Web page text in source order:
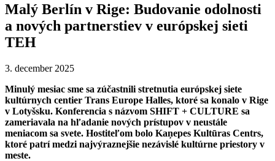
Malý Berlín v Rige: Budovanie odolnosti
a nových partnerstiev v európskej sieti
TEH
3. december 2025
Minulý mesiac sme sa zúčastnili stretnutia európskej siete
kultúrnych centier Trans Europe Halles, ktoré sa konalo v Rige
v Lotyšsku. Konferencia s názvom SHIFT + CULTURE sa
zameriavala na hľadanie nových prístupov v neustále
meniacom sa svete. Hostiteľom bolo Kaņepes Kultūras Centrs,
ktoré patrí medzi najvýraznejšie nezávislé kultúrne priestory v
meste.